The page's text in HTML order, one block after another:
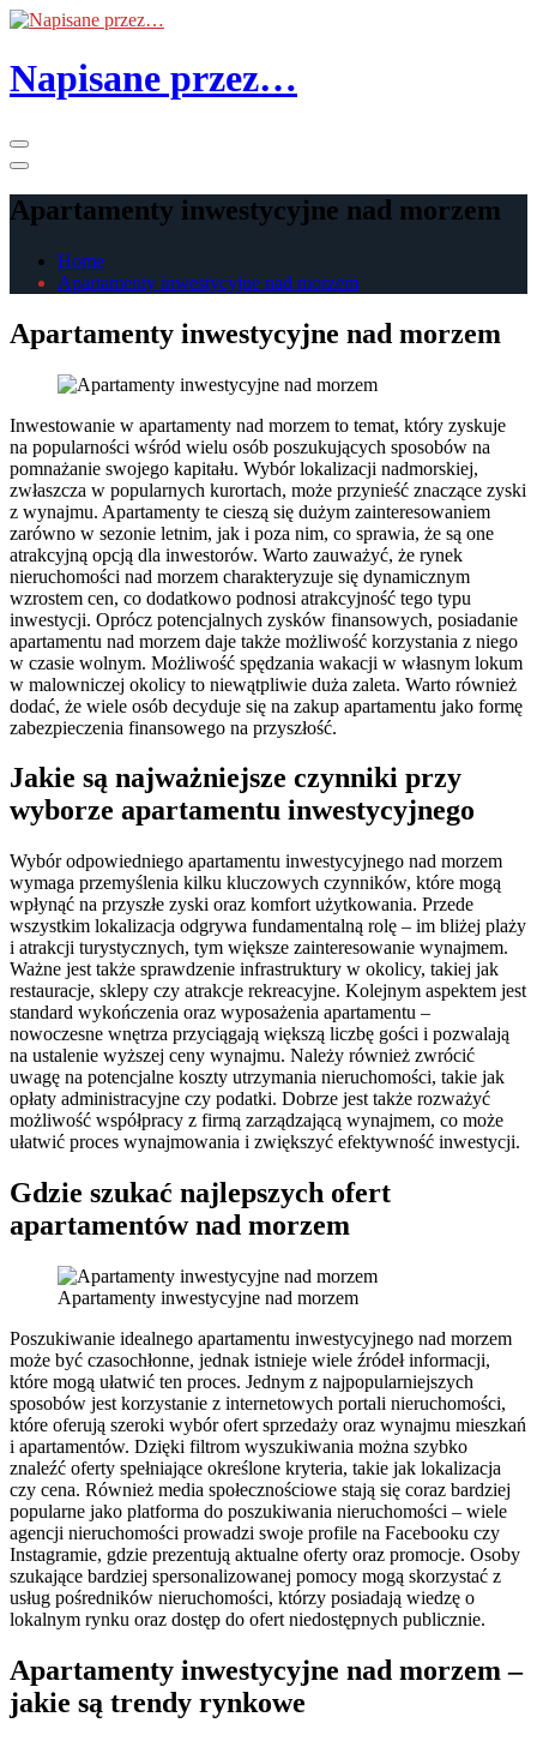
Skip
the
content
Napisane przez…
Apartamenty inwestycyjne nad morzem
Home
Apartamenty inwestycyjne nad morzem
Apartamenty inwestycyjne nad morzem
Inwestowanie w apartamenty nad morzem to temat, który zyskuje
na popularności wśród wielu osób poszukujących sposobów na
pomnażanie swojego kapitału. Wybór lokalizacji nadmorskiej,
zwłaszcza w popularnych kurortach, może przynieść znaczące zyski
z wynajmu. Apartamenty te cieszą się dużym zainteresowaniem
zarówno w sezonie letnim, jak i poza nim, co sprawia, że są one
atrakcyjną opcją dla inwestorów. Warto zauważyć, że rynek
nieruchomości nad morzem charakteryzuje się dynamicznym
wzrostem cen, co dodatkowo podnosi atrakcyjność tego typu
inwestycji. Oprócz potencjalnych zysków finansowych, posiadanie
apartamentu nad morzem daje także możliwość korzystania z niego
w czasie wolnym. Możliwość spędzania wakacji w własnym lokum
w malowniczej okolicy to niewątpliwie duża zaleta. Warto również
dodać, że wiele osób decyduje się na zakup apartamentu jako formę
zabezpieczenia finansowego na przyszłość.
Jakie są najważniejsze czynniki przy
wyborze apartamentu inwestycyjnego
Wybór odpowiedniego apartamentu inwestycyjnego nad morzem
wymaga przemyślenia kilku kluczowych czynników, które mogą
wpłynąć na przyszłe zyski oraz komfort użytkowania. Przede
wszystkim lokalizacja odgrywa fundamentalną rolę – im bliżej plaży
i atrakcji turystycznych, tym większe zainteresowanie wynajmem.
Ważne jest także sprawdzenie infrastruktury w okolicy, takiej jak
restauracje, sklepy czy atrakcje rekreacyjne. Kolejnym aspektem jest
standard wykończenia oraz wyposażenia apartamentu –
nowoczesne wnętrza przyciągają większą liczbę gości i pozwalają
na ustalenie wyższej ceny wynajmu. Należy również zwrócić
uwagę na potencjalne koszty utrzymania nieruchomości, takie jak
opłaty administracyjne czy podatki. Dobrze jest także rozważyć
możliwość współpracy z firmą zarządzającą wynajmem, co może
ułatwić proces wynajmowania i zwiększyć efektywność inwestycji.
Gdzie szukać najlepszych ofert
apartamentów nad morzem
Apartamenty inwestycyjne nad morzem
Poszukiwanie idealnego apartamentu inwestycyjnego nad morzem
może być czasochłonne, jednak istnieje wiele źródeł informacji,
które mogą ułatwić ten proces. Jednym z najpopularniejszych
sposobów jest korzystanie z internetowych portali nieruchomości,
które oferują szeroki wybór ofert sprzedaży oraz wynajmu mieszkań
i apartamentów. Dzięki filtrom wyszukiwania można szybko
znaleźć oferty spełniające określone kryteria, takie jak lokalizacja
czy cena. Również media społecznościowe stają się coraz bardziej
popularne jako platforma do poszukiwania nieruchomości – wiele
agencji nieruchomości prowadzi swoje profile na Facebooku czy
Instagramie, gdzie prezentują aktualne oferty oraz promocje. Osoby
szukające bardziej spersonalizowanej pomocy mogą skorzystać z
usług pośredników nieruchomości, którzy posiadają wiedzę o
lokalnym rynku oraz dostęp do ofert niedostępnych publicznie.
Apartamenty inwestycyjne nad morzem –
jakie są trendy rynkowe